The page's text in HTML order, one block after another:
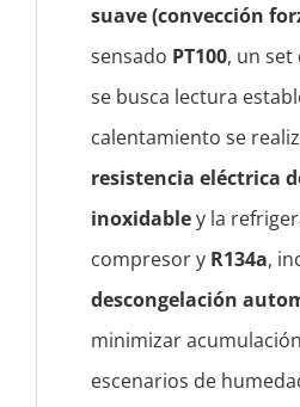
suave (convección
sensado PT100, un
se busca lectura
calentamiento se
resistencia eléctrica
inoxidabley la
compresor y R134a,
descongelación
minimizar
escenarios de